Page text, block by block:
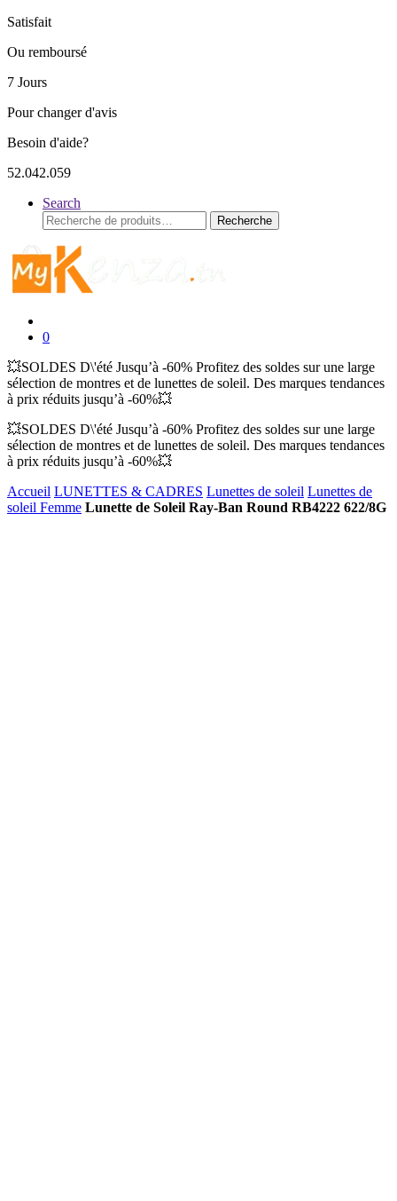
Satisfait
Ou remboursé
7 Jours
Pour changer d'avis
Besoin d'aide?
52.042.059
Search
Recherche
pour :
Recherche
0
💥SOLDES D\'été Jusqu’à -60% Profitez des soldes sur une large
sélection de montres et de lunettes de soleil. Des marques tendances
à prix réduits jusqu’à -60%💥
💥SOLDES D\'été Jusqu’à -60% Profitez des soldes sur une large
sélection de montres et de lunettes de soleil. Des marques tendances
à prix réduits jusqu’à -60%💥
Accueil LUNETTES & CADRES Lunettes de soleil Lunettes de
soleil Femme Lunette de Soleil Ray-Ban Round RB4222 622/8G